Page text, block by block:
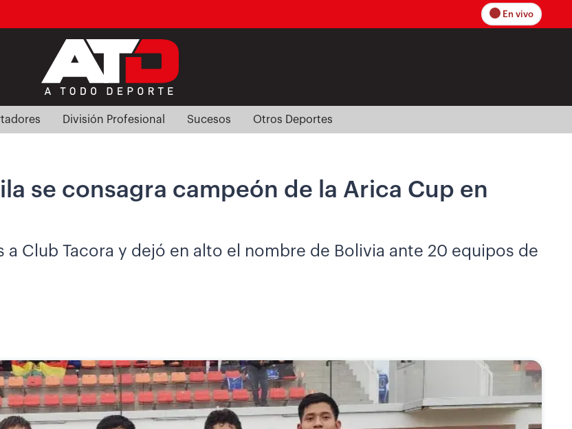
En vivo
División Profesional Sucesos Otros Deportes
se consagra campeón de la Arica Cup en
Club Tacora y dejó en alto el nombre de Bolivia ante 20 equipos de